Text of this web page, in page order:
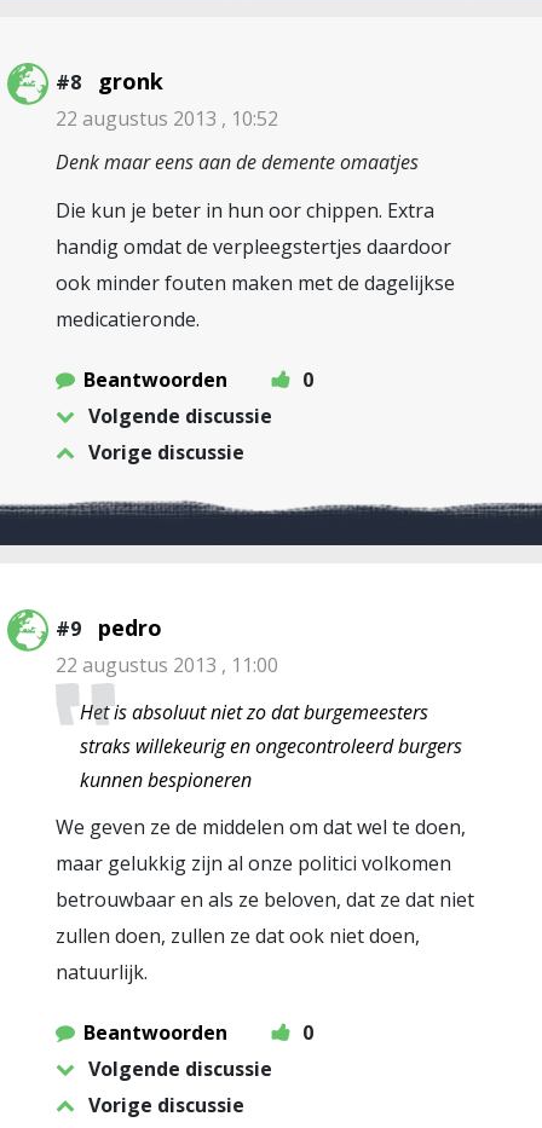
#8 gronk
22 augustus 2013 , 10:52
Denk maar eens aan de demente omaatjes
Die kun je beter in hun oor chippen. Extra
handig omdat de verpleegstertjes daardoor
ook minder fouten maken met de dagelijkse
medicatieronde.
Beantwoorden
0
Volgende discussie
Vorige discussie
#9 pedro
22 augustus 2013 , 11:00
Het is absoluut niet zo dat burgemeesters
straks willekeurig en ongecontroleerd burgers
kunnen bespioneren
We geven ze de middelen om dat wel te doen,
maar gelukkig zijn al onze politici volkomen
betrouwbaar en als ze beloven, dat ze dat niet
zullen doen, zullen ze dat ook niet doen,
natuurlijk.
Beantwoorden
0
Volgende discussie
Vorige discussie